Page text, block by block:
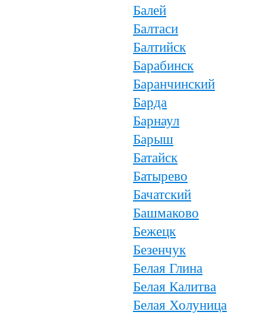
Балей
Балтаси
Балтийск
Барабинск
Баранчинский
Барда
Барнаул
Барыш
Батайск
Батырево
Бачатский
Башмаково
Бежецк
Безенчук
Белая Глина
Белая Калитва
Белая Холуница